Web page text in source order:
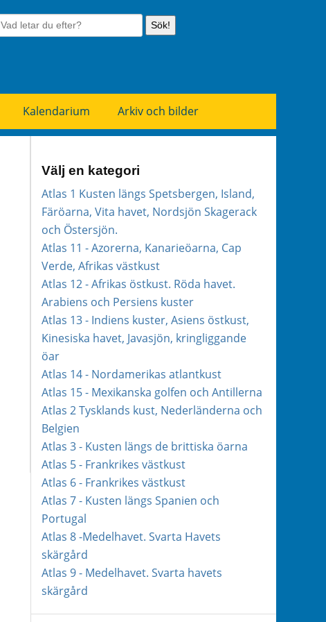
Sök!
Kalendarium Arkiv och bilder
Välj en kategori
Atlas 1 Kusten längs Spetsbergen, Island,
Färöarna, Vita havet, Nordsjön Skagerack
och Östersjön.
Atlas 11 - Azorerna, Kanarieöarna, Cap
Verde, Afrikas västkust
Atlas 12 - Afrikas östkust. Röda havet.
Arabiens och Persiens kuster
Atlas 13 - Indiens kuster, Asiens östkust,
Kinesiska havet, Javasjön, kringliggande
öar
Atlas 14 - Nordamerikas atlantkust
Atlas 15 - Mexikanska golfen och Antillerna
Atlas 2 Tysklands kust, Nederländerna och
Belgien
Atlas 3 - Kusten längs de brittiska öarna
Atlas 5 - Frankrikes västkust
Atlas 6 - Frankrikes västkust
Atlas 7 - Kusten längs Spanien och
Portugal
Atlas 8 -Medelhavet. Svarta Havets
skärgård
Atlas 9 - Medelhavet. Svarta havets
skärgård